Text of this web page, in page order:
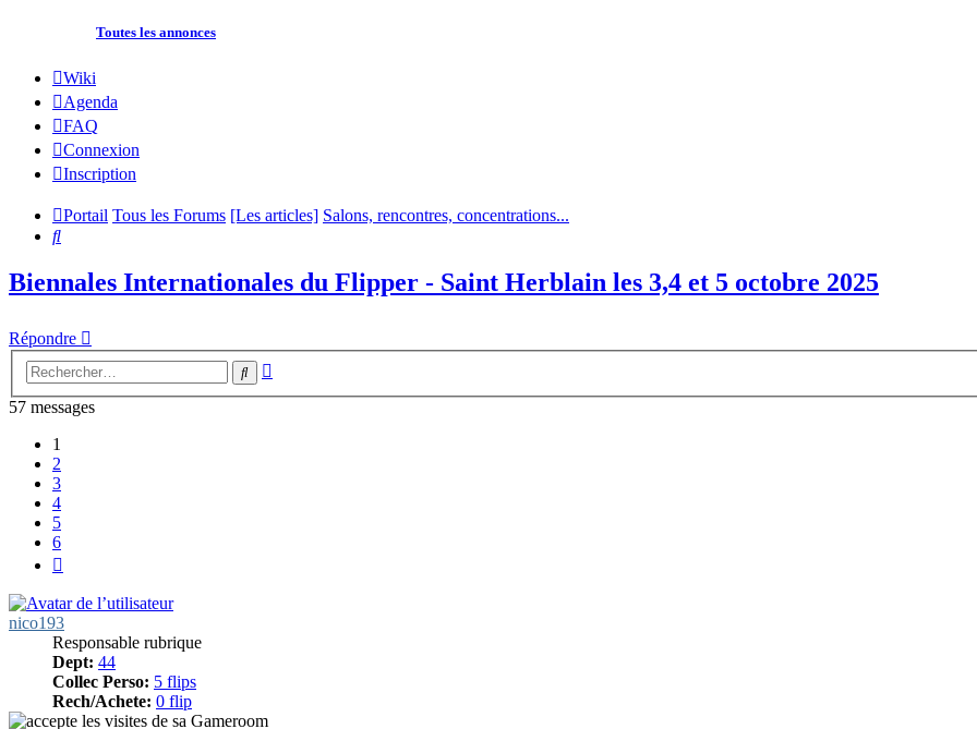
Toutes les annonces
Wiki
Agenda
FAQ
Connexion
Inscription
Portail Tous les Forums [Les articles] Salons, rencontres, concentrations...
Rechercher
Biennales Internationales du Flipper - Saint Herblain les 3,4 et 5 octobre 2025
Répondre
Rechercher
57 messages
1
2
3
4
5
6
nico193
Responsable rubrique
Dept: 44
Collec Perso: 5 flips
Rech/Achete: 0 flip